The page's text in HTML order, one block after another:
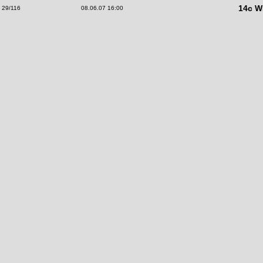
29/116 08.06.07 16:00 14c